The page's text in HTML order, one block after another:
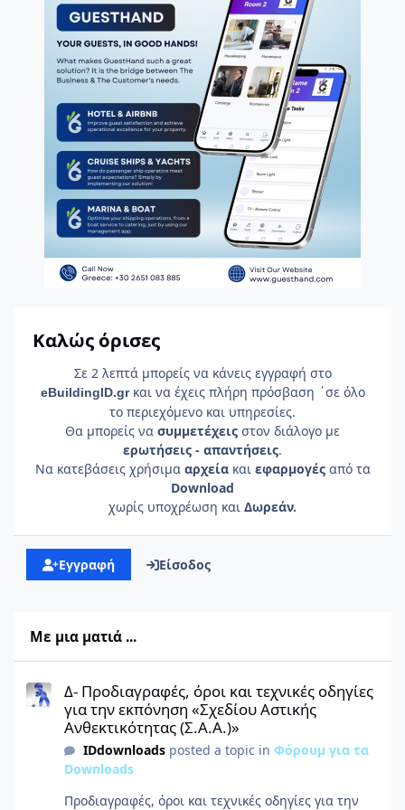
Καλώς όρισες
Σε 2 λεπτά μπορείς να κάνεις εγγραφή στο
eBuildingID.gr και να έχεις πλήρη πρόσβαση ΄σε όλο
το περιεχόμενο και υπηρεσίες.
Θα μπορείς να συμμετέχεις στον διάλογο με
ερωτήσεις - απαντήσεις.
Να κατεβάσεις χρήσιμα αρχείακαι εφαρμογέςαπό τα
Download
χωρίς υποχρέωση και Δωρεάν.
Εγγραφή Είσοδος
Με μια ματιά ...
Δ- Προδιαγραφές, όροι και τεχνικές οδηγίες
για την εκπόνηση «Σχεδίου Αστικής
Ανθεκτικότητας (Σ.Α.Α.)»
IDdownloadsposted a topic in Φόρουμ για τα
Downloads
Προδιαγραφές, όροι και τεχνικές οδηγίες για την